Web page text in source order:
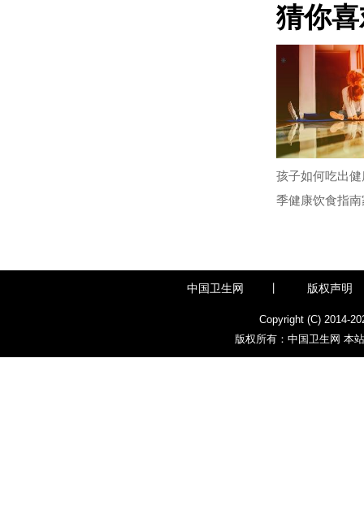
猜你
孩子如何吃出
季健康饮食指
中国卫生网 版权声明
Copyright (C) 2014-
版权所有：中国卫生网 本